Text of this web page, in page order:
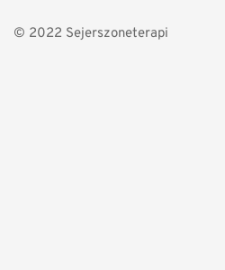
© 2022 Sejerszoneterapi